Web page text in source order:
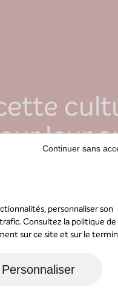
leur
personnaliser son
Consultez la politique de
sur ce site et sur le
Personnaliser
Continuer sans